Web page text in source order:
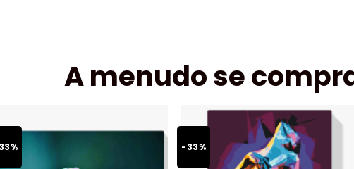
A menudo se
-33%